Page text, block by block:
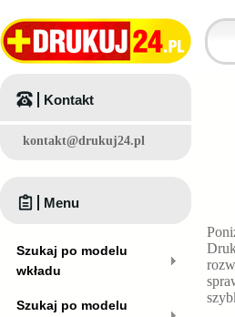
Kontakt
kontakt@drukuj24.pl
Menu
Szukaj po modelu
wkładu
Szukaj po modelu